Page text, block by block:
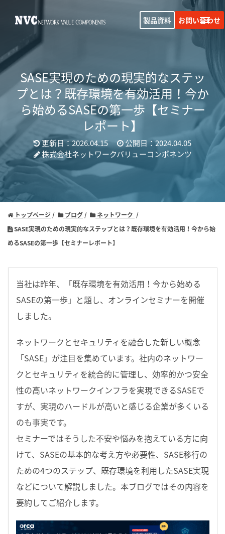
製品資料 お問い合わせ
SASE実現のための現実的なステッ
プとは？既存環境を有効活用！今か
ら始めるSASEの第一歩【セミナー
レポート】
更新日：2026.04.15
公開日：2024.04.05
株式会社ネットワークバリューコンポネンツ
トップページ ブログ
ネットワーク
SASE実現のための現実的なステップとは？既存環境を有効活用！今から始
めるSASEの第一歩【セミナーレポート】
当社は昨年、「既存環境を有効活用！今から始める
SASEの第一歩」と題し、オンラインセミナーを開催
しました。
ネットワークとセキュリティを融合した新しい概念
「SASE」が注目を集めています。社内のネットワー
クとセキュリティを統合的に管理し、効率的かつ安全
性の高いネットワークインフラを実現できるSASEで
すが、実現のハードルが高いと感じる企業が多くいる
のも事実です。
セミナーではそうした不安や悩みを抱えている方に向
けて、SASEの基本的な考え方や必要性、SASE移行の
ための4つのステップ、既存環境を利用したSASE実現
などについて解説しました。本ブログではその内容を
要約してご紹介します。